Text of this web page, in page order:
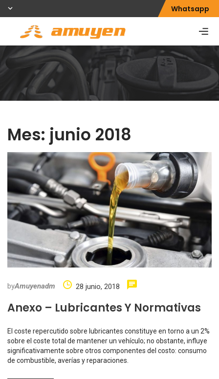
Whatsapp
Mes: junio 2018
byAmuyenadm 28 junio, 2018
Anexo – Lubricantes Y Normativas
El coste repercutido sobre lubricantes constituye en torno a un 2%
sobre el coste total de mantener un vehículo; no obstante, influye
significativamente sobre otros componentes del costo: consumo
de combustible, averías y reparaciones.